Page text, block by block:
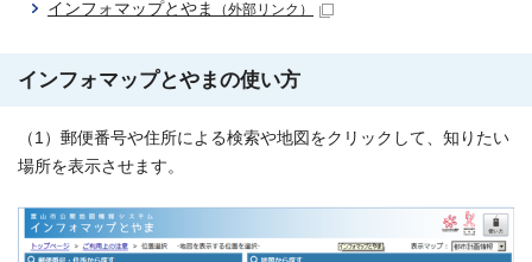
インフォマップとやま （外部リンク）
インフォマップとやまの使い方
（1）郵便番号や住所による検索や地図をクリックして、知りたい
場所を表示させます。